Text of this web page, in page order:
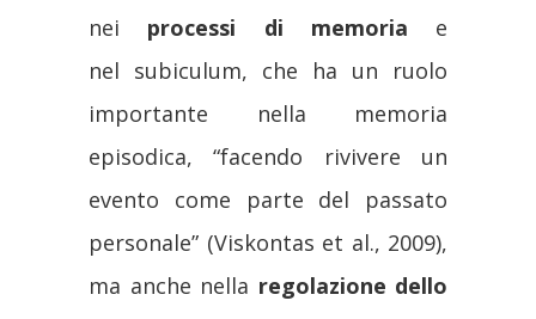
nei processi di memoria e
nel subiculum, che ha un ruolo
importante nella memoria
episodica, “facendo rivivere un
evento come parte del passato
personale” (Viskontas et al., 2009),
ma anche nella regolazione dello